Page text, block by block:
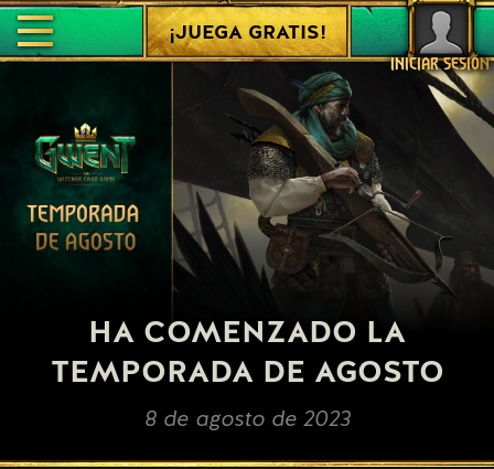
INICIAR SESIÓN
¡JUEGA GRATIS!
HA COMENZADO LA
TEMPORADA DE AGOSTO
8 de agosto de 2023